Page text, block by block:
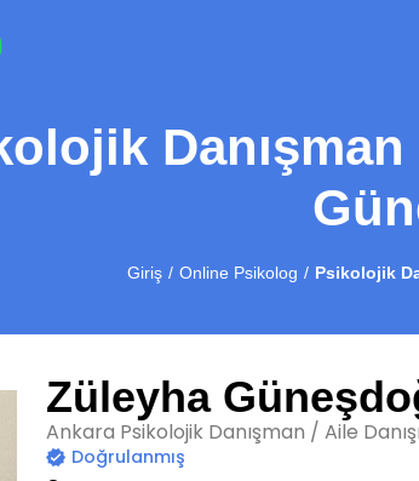
Danışman
Giriş Online Psikolog Psikolojik
Züleyha
Ankara Psikolojik Danışman / Aile
Doğrulanmış